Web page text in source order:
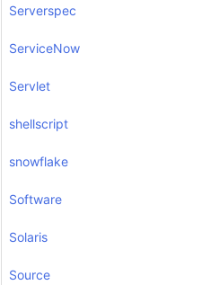
Serverspec
ServiceNow
Servlet
shellscript
snowflake
Software
Solaris
Source